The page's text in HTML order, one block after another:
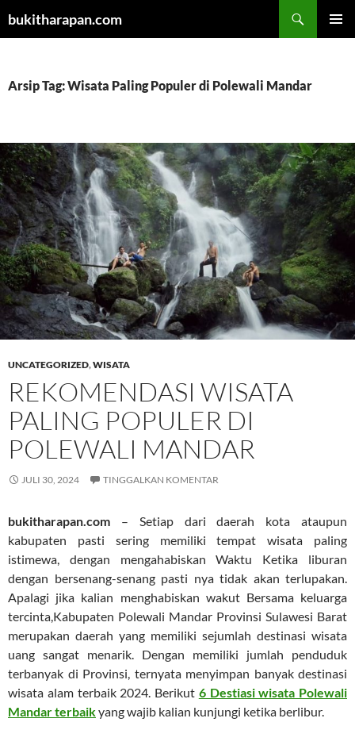
bukitharapan.com
Arsip Tag: Wisata Paling Populer di Polewali Mandar
UNCATEGORIZED,WISATA
REKOMENDASI WISATA
PALING POPULER DI
POLEWALI MANDAR
JULI 30, 2024 TINGGALKAN KOMENTAR
bukitharapan.com – Setiap dari daerah kota ataupun
kabupaten pasti sering memiliki tempat wisata paling
istimewa, dengan mengahabiskan Waktu Ketika liburan
dengan bersenang-senang pasti nya tidak akan terlupakan.
Apalagi jika kalian menghabiskan wakut Bersama keluarga
tercinta,Kabupaten Polewali Mandar Provinsi Sulawesi Barat
merupakan daerah yang memiliki sejumlah destinasi wisata
uang sangat menarik. Dengan memiliki jumlah penduduk
terbanyak di Provinsi, ternyata menyimpan banyak destinasi
wisata alam terbaik 2024. Berikut 6 Destiasi wisata Polewali
Mandar terbaikyang wajib kalian kunjungi ketika berlibur.